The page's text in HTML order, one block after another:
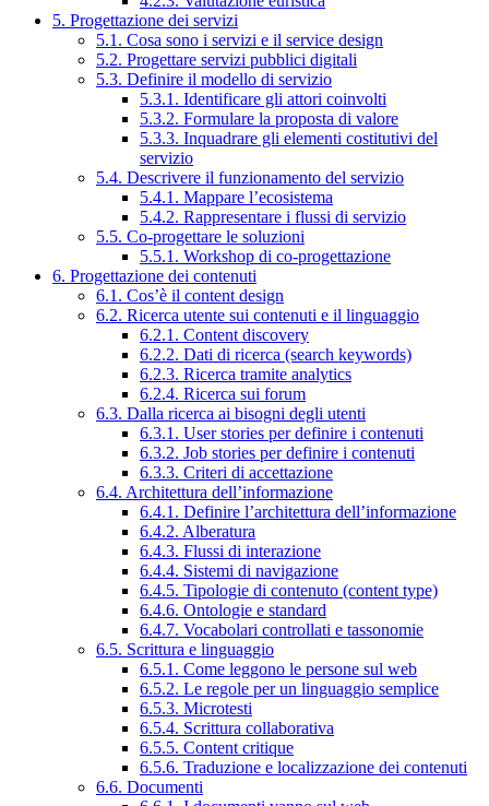
5. Progettazione dei servizi
5.1. Cosa sono i servizi e il service design
5.2. Progettare servizi pubblici digitali
5.3. Definire il modello di servizio
5.3.1. Identificare gli attori coinvolti
5.3.2. Formulare la proposta di valore
5.3.3. Inquadrare gli elementi costitutivi del
servizio
5.4. Descrivere il funzionamento del servizio
5.4.1. Mappare l’ecosistema
5.4.2. Rappresentare i flussi di servizio
5.5. Co-progettare le soluzioni
5.5.1. Workshop di co-progettazione
6. Progettazione dei contenuti
6.1. Cos’è il content design
6.2. Ricerca utente sui contenuti e il linguaggio
6.2.1. Content discovery
6.2.2. Dati di ricerca (search keywords)
6.2.3. Ricerca tramite analytics
6.2.4. Ricerca sui forum
6.3. Dalla ricerca ai bisogni degli utenti
6.3.1. User stories per definire i contenuti
6.3.2. Job stories per definire i contenuti
6.3.3. Criteri di accettazione
6.4. Architettura dell’informazione
6.4.1. Definire l’architettura dell’informazione
6.4.2. Alberatura
6.4.3. Flussi di interazione
6.4.4. Sistemi di navigazione
6.4.5. Tipologie di contenuto (content type)
6.4.6. Ontologie e standard
6.4.7. Vocabolari controllati e tassonomie
6.5. Scrittura e linguaggio
6.5.1. Come leggono le persone sul web
6.5.2. Le regole per un linguaggio semplice
6.5.3. Microtesti
6.5.4. Scrittura collaborativa
6.5.5. Content critique
6.5.6. Traduzione e localizzazione dei contenuti
6.6. Documenti